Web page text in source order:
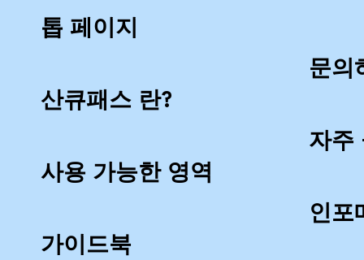
톱 페이지
산큐패스 란?
사용 가능한 영역
가이드북
문의
자주
인포